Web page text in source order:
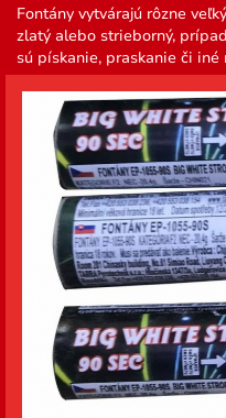
Fontány vytvárajú rôzne
zlatý alebo strieborný,
sú pískanie, praskanie či